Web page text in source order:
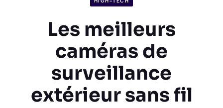
Les meilleurs
caméras de
surveillance
extérieur sans fil